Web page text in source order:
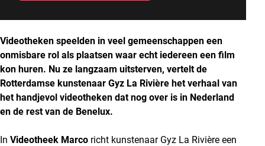
Videotheken speelden in veel gemeenschappen een
onmisbare rol als plaatsen waar echt iedereen een film
kon huren. Nu ze langzaam uitsterven, vertelt de
Rotterdamse kunstenaar Gyz La Rivière het verhaal van
het handjevol videotheken dat nog over is in Nederland
en de rest van de Benelux.
In Videotheek Marco richt kunstenaar Gyz La Rivière een